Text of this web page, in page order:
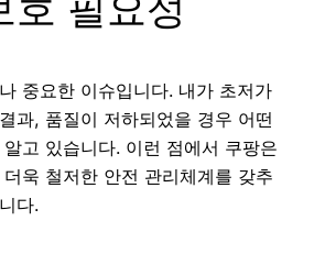
중요한 이슈입니다. 내가 초저가
과, 품질이 저하되었을 경우 어떤
고 있습니다. 이런 점에서 쿠팡은
욱 철저한 안전 관리체계를 갖추
다.